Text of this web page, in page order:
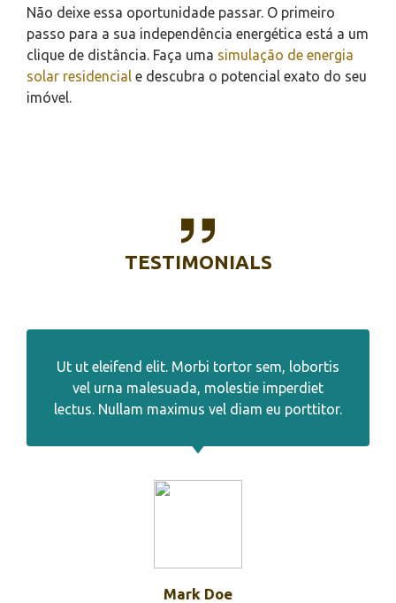
Não deixe essa oportunidade passar. O primeiro
passo para a sua independência energética está a um
clique de distância. Faça uma simulação de energia
solar residencial e descubra o potencial exato do seu
imóvel.
TESTIMONIALS
Ut ut eleifend elit. Morbi tortor sem, lobortis
vel urna malesuada, molestie imperdiet
lectus. Nullam maximus vel diam eu porttitor.
Mark Doe